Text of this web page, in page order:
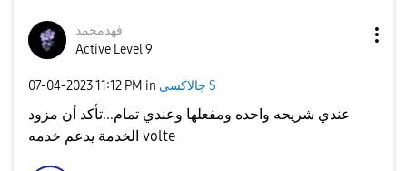
فهدمحمد
Active Level 9
‎07-04-202311:12 PM in جالاكسى S
عندي شريحه واحده ومفعلها وعندي تمام...تأكد أن مزود
الخدمة يدعم خدمه volte